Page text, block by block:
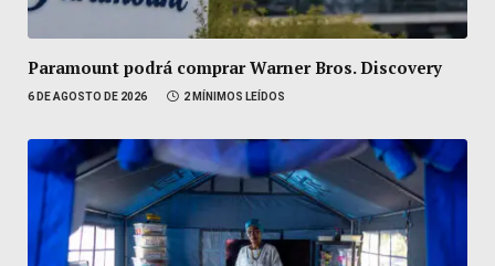
Paramount podrá comprar Warner Bros. Discovery
6 DE AGOSTO DE 2026 2 MÍNIMOS LEÍDOS